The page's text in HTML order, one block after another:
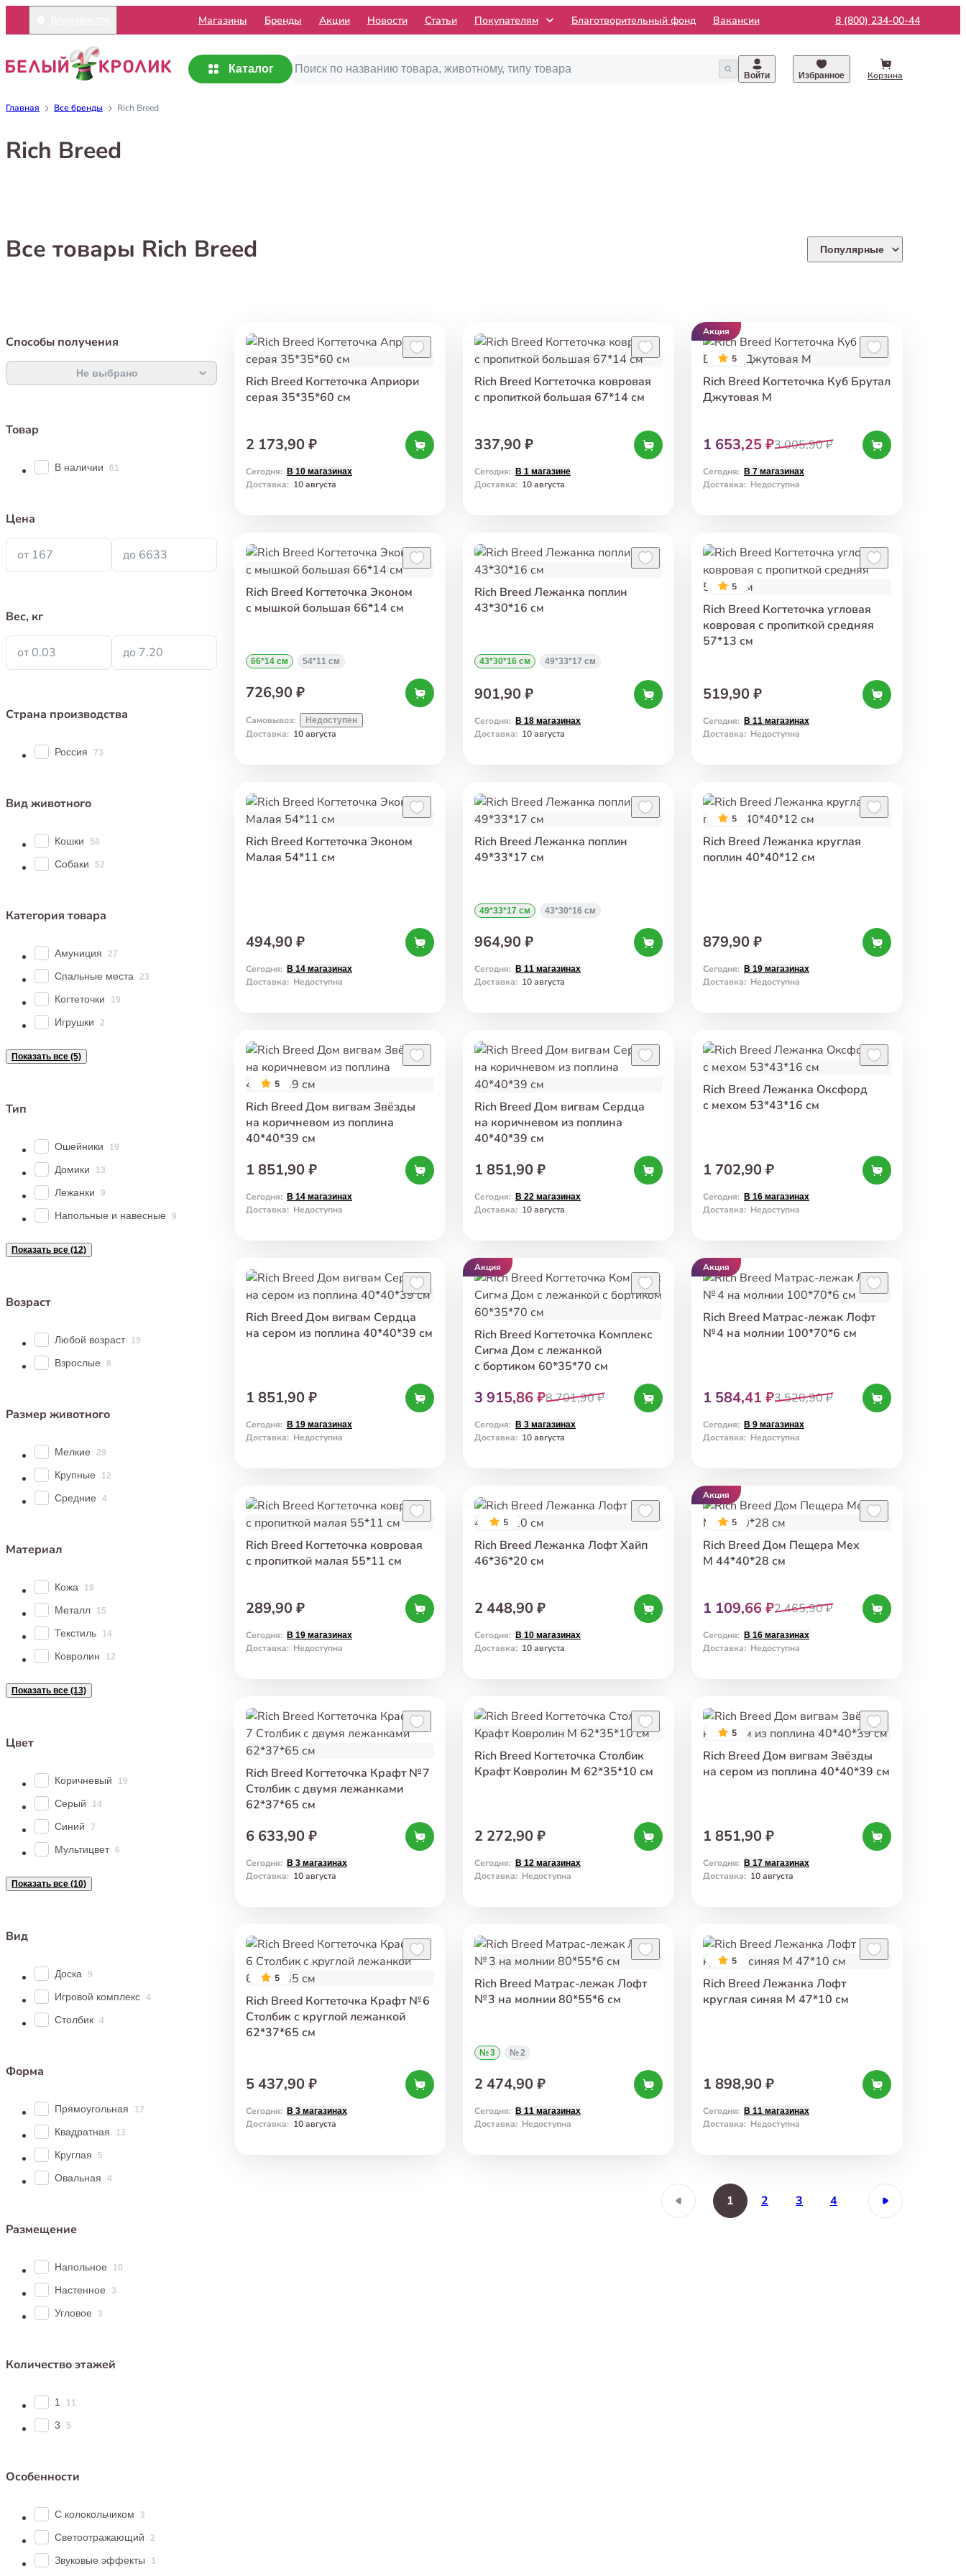
Mагазины Бренды Акции Новости Статьи Покупателям Благотворительный фонд Вакансии 8 (800) 234-00-44
Каталог
Войти Избранное Корзина
Главная Все бренды Rich Breed
Rich Breed
Все товары Rich Breed Популярные
Способы получения
Не выбрано
Товар
В наличии 61
Цена
от 167 до 6633
Вес, кг
от 0.03 до 7.20
Страна производства
Россия 73
Вид животного
Кошки 58
Собаки 52
Категория товара
Амуниция 27
Спальные места 23
Когтеточки 19
Игрушки 2
Показать все (5)
Тип
Ошейники 19
Домики 13
Лежанки 9
Напольные и навесные 9
Показать все (12)
Возраст
Любой возраст 19
Взрослые 8
Размер животного
Мелкие 29
Крупные 12
Средние 4
Материал
Кожа 19
Металл 15
Текстиль 14
Ковролин 12
Показать все (13)
Цвет
Коричневый 19
Серый 14
Синий 7
Мультицвет 6
Показать все (10)
Вид
Доска 9
Игровой комплекс 4
Столбик 4
Форма
Прямоугольная 17
Квадратная 13
Круглая 5
Овальная 4
Размещение
Напольное 10
Настенное 3
Угловое 3
Количество этажей
1 11
3 5
Особенности
С колокольчиком 3
Светоотражающий 2
Звуковые эффекты 1
Rich Breed Когтеточка Априори
серая 35*35*60 см
2 173,90 ₽
Сегодня: В 10 магазинах
Доставка: 10 августа
Rich Breed Когтеточка ковровая
с пропиткой большая 67*14 см
337,90 ₽
Сегодня: В 1 магазине
Доставка: 10 августа
Акция
5
Rich Breed Когтеточка Куб Брутал
Джутовая M
1 653,25 ₽3 005,90 ₽
Сегодня: В 7 магазинах
Доставка: Недоступна
Rich Breed Когтеточка Эконом
с мышкой большая 66*14 см
66*14 см 54*11 см
726,90 ₽
Самовывоз: Недоступен
Доставка: 10 августа
Rich Breed Лежанка поплин
43*30*16 см
43*30*16 см 49*33*17 см
901,90 ₽
Сегодня: В 18 магазинах
Доставка: 10 августа
5
Rich Breed Когтеточка угловая
ковровая с пропиткой средняя
57*13 см
519,90 ₽
Сегодня: В 11 магазинах
Доставка: Недоступна
Rich Breed Когтеточка Эконом
Малая 54*11 см
494,90 ₽
Сегодня: В 14 магазинах
Доставка: Недоступна
Rich Breed Лежанка поплин
49*33*17 см
49*33*17 см 43*30*16 см
964,90 ₽
Сегодня: В 11 магазинах
Доставка: 10 августа
5
Rich Breed Лежанка круглая
поплин 40*40*12 см
879,90 ₽
Сегодня: В 19 магазинах
Доставка: Недоступна
5
Rich Breed Дом вигвам Звёзды
на коричневом из поплина
40*40*39 см
1 851,90 ₽
Сегодня: В 14 магазинах
Доставка: Недоступна
Rich Breed Дом вигвам Сердца
на коричневом из поплина
40*40*39 см
1 851,90 ₽
Сегодня: В 22 магазинах
Доставка: 10 августа
Rich Breed Лежанка Оксфорд
с мехом 53*43*16 см
1 702,90 ₽
Сегодня: В 16 магазинах
Доставка: Недоступна
Rich Breed Дом вигвам Сердца
на сером из поплина 40*40*39 см
1 851,90 ₽
Сегодня: В 19 магазинах
Доставка: Недоступна
Акция
Rich Breed Когтеточка Комплекс
Сигма Дом с лежанкой
с бортиком 60*35*70 см
3 915,86 ₽8 701,90 ₽
Сегодня: В 3 магазинах
Доставка: 10 августа
Акция
Rich Breed Матрас-лежак Лофт
№ 4 на молнии 100*70*6 см
1 584,41 ₽3 520,90 ₽
Сегодня: В 9 магазинах
Доставка: Недоступна
Rich Breed Когтеточка ковровая
с пропиткой малая 55*11 см
289,90 ₽
Сегодня: В 19 магазинах
Доставка: Недоступна
5
Rich Breed Лежанка Лофт Хайп
46*36*20 см
2 448,90 ₽
Сегодня: В 10 магазинах
Доставка: 10 августа
Акция
5
Rich Breed Дом Пещера Мех
М 44*40*28 см
1 109,66 ₽2 465,90 ₽
Сегодня: В 16 магазинах
Доставка: Недоступна
Rich Breed Когтеточка Крафт № 7
Столбик с двумя лежанками
62*37*65 см
6 633,90 ₽
Сегодня: В 3 магазинах
Доставка: 10 августа
Rich Breed Когтеточка Столбик
Крафт Ковролин M 62*35*10 см
2 272,90 ₽
Сегодня: В 12 магазинах
Доставка: Недоступна
5
Rich Breed Дом вигвам Звёзды
на сером из поплина 40*40*39 см
1 851,90 ₽
Сегодня: В 17 магазинах
Доставка: 10 августа
5
Rich Breed Когтеточка Крафт № 6
Столбик с круглой лежанкой
62*37*65 см
5 437,90 ₽
Сегодня: В 3 магазинах
Доставка: 10 августа
Rich Breed Матрас-лежак Лофт
№ 3 на молнии 80*55*6 см
№ 3 № 2
2 474,90 ₽
Сегодня: В 11 магазинах
Доставка: Недоступна
5
Rich Breed Лежанка Лофт
круглая синяя M 47*10 см
1 898,90 ₽
Сегодня: В 11 магазинах
Доставка: Недоступна
1 2 3 4